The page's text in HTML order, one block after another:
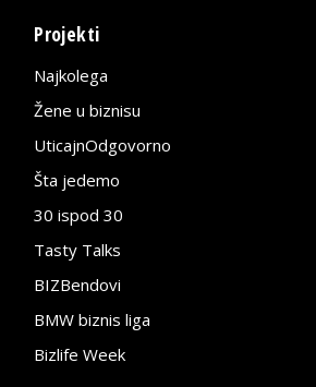
Projekti
Najkolega
Žene u biznisu
UticajnOdgovorno
Šta jedemo
30 ispod 30
Tasty Talks
BIZBendovi
BMW biznis liga
Bizlife Week